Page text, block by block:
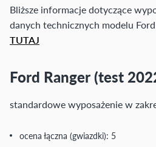
Bliższe informacje dotyczące
danych technicznych modelu
TUTAJ
Ford Ranger (test
standardowe wyposażenie w
ocena łączna (gwiazdki): 5